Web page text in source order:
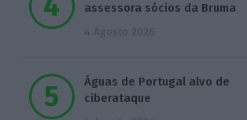
assessora sócios da Bruma
4 Agosto 2026
Águas de Portugal alvo de
ciberataque